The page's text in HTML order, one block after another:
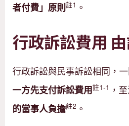
者付費」原則註1 。
行政訴訟費用
行政訴訟與民事訴訟相同，
一方先支付訴訟費用註1-1 ，
的當事人負擔註2 。